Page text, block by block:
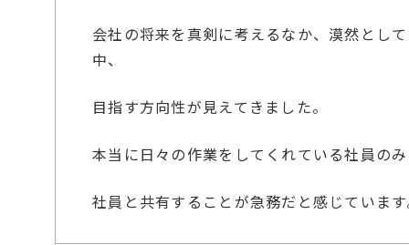
会社の将来を真剣に考えるなか、漠然とし
中、
目指す方向性が見えてきました。
本当に日々の作業をしてくれている社員の
社員と共有することが急務だと感じています